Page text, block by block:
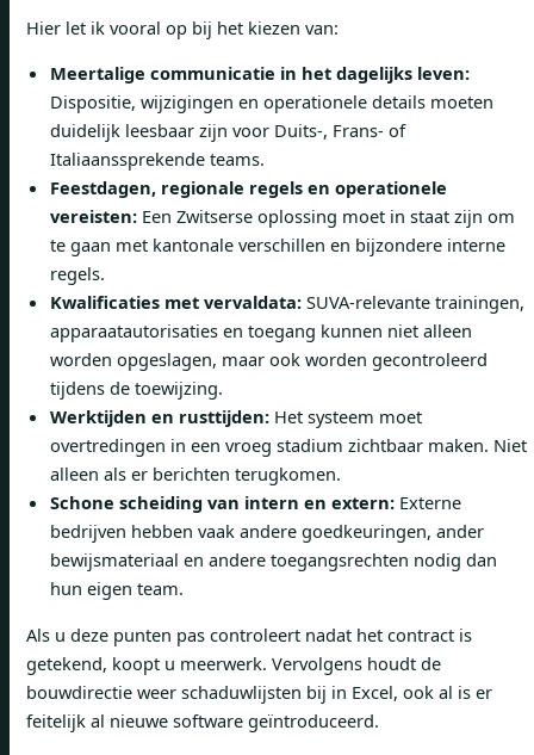
Hier let ik vooral op bij het kiezen van:
Meertalige communicatie in het dagelijks leven:
Dispositie, wijzigingen en operationele details moeten
duidelijk leesbaar zijn voor Duits-, Frans- of
Italiaanssprekende teams.
Feestdagen, regionale regels en operationele
vereisten: Een Zwitserse oplossing moet in staat zijn om
te gaan met kantonale verschillen en bijzondere interne
regels.
Kwalificaties met vervaldata: SUVA-relevante trainingen,
apparaatautorisaties en toegang kunnen niet alleen
worden opgeslagen, maar ook worden gecontroleerd
tijdens de toewijzing.
Werktijden en rusttijden: Het systeem moet
overtredingen in een vroeg stadium zichtbaar maken. Niet
alleen als er berichten terugkomen.
Schone scheiding van intern en extern: Externe
bedrijven hebben vaak andere goedkeuringen, ander
bewijsmateriaal en andere toegangsrechten nodig dan
hun eigen team.
Als u deze punten pas controleert nadat het contract is
getekend, koopt u meerwerk. Vervolgens houdt de
bouwdirectie weer schaduwlijsten bij in Excel, ook al is er
feitelijk al nieuwe software geïntroduceerd.